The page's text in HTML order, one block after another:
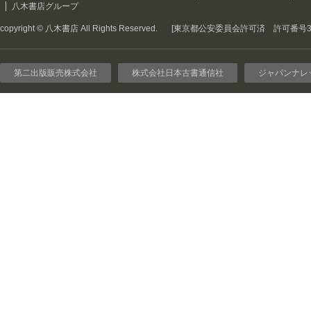
八木書店グループ
copyright © 八木書店 All Rights Reserved. [東京都公安委員会許可済 許可番号
第二出版販売株式会社 株式会社日本古書通信社 ジャパンナレ